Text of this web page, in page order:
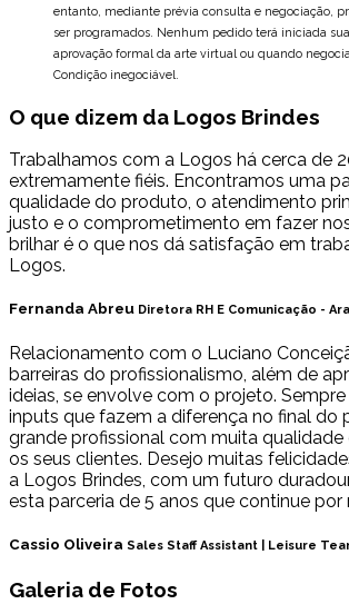
entanto, mediante prévia consulta e negociação,
ser programados. Nenhum pedido terá iniciada
aprovação formal da arte virtual ou quando
Condição inegociável.
O que dizem da Logos Brindes
Trabalhamos com a Logos há cerca de
extremamente fiéis. Encontramos uma
qualidade do produto, o atendimento
justo e o comprometimento em fazer
brilhar é o que nos dá satisfação em
Logos.
Fernanda Abreu Diretora RH E Comunicação -
Relacionamento com o Luciano
barreiras do profissionalismo, além de
ideias, se envolve com o projeto.
inputs que fazem a diferença no final do
grande profissional com muita qualidade
os seus clientes. Desejo muitas
a Logos Brindes, com um futuro
esta parceria de 5 anos que continue por
Cassio Oliveira Sales Staff Assistant | Leisure
Galeria de Fotos